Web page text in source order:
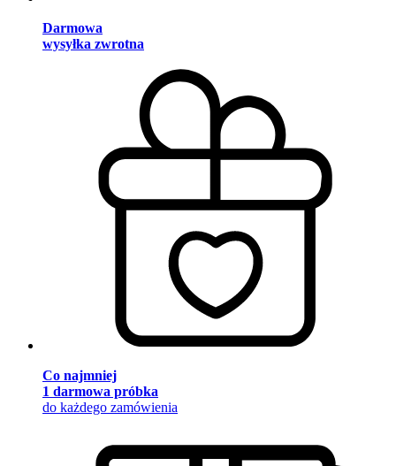
Darmowa
wysyłka zwrotna
Co najmniej
1 darmowa próbka
do każdego zamówienia